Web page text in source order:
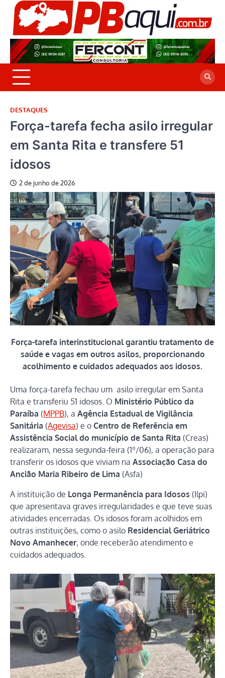
Skip
content
DESTAQUES
Força-tarefa fecha asilo irregular
em Santa Rita e transfere 51
idosos
2 de junho de 2026
Força-tarefa interinstitucional garantiu tratamento de
saúde e vagas em outros asilos, proporcionando
acolhimento e cuidados adequados aos idosos.
Uma força-tarefa fechau um asilo irregular em Santa
Rita e transferiu 51 idosos. O Ministério Público da
Paraíba (MPPB), a Agência Estadual de Vigilância
Sanitária (Agevisa) e o Centro de Referência em
Assistência Social do município de Santa Rita (Creas)
realizaram, nessa segunda-feira (1º/06), a operação para
transferir os idosos que viviam na Associação Casa do
Ancião Maria Ribeiro de Lima (Asfa)
A instituição de Longa Permanência para Idosos (Ilpi)
que apresentava graves irregularidades e que teve suas
atividades encerradas. Os idosos foram acolhidos em
outras instituições, como o asilo Residencial Geriátrico
Novo Amanhecer, onde receberão atendimento e
cuidados adequados.